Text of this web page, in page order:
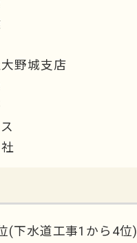
野城支店
(下水道工事1から4